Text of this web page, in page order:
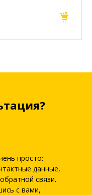
просто:
данные,
связи.
с вами,